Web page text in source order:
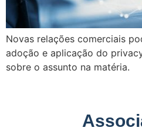
Novas relações comerciais
adoção e aplicação do
sobre o assunto na matéria.